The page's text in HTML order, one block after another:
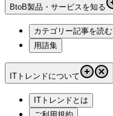
BtoB製品・サービスを知る
カテゴリー記事を読む
用語集
ITトレンドについて
ITトレンドとは